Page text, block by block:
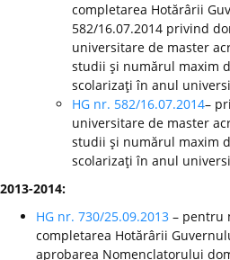
completarea Hotărârii
582/16.07.2014 privind
universitare de master
studii şi numărul maxim
scolarizaţi în anul
HG nr. 582/16.07.2014–
universitare de master
studii şi numărul maxim
scolarizaţi în anul
2013-2014:
HG nr. 730/25.09.2013 – pentru
completarea Hotărârii
aprobarea Nomenclatorului